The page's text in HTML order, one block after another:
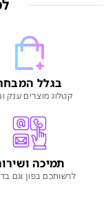
בגלל
קטלוג מוצרים ענק
תמיכה
לרשותכם בפון וגם